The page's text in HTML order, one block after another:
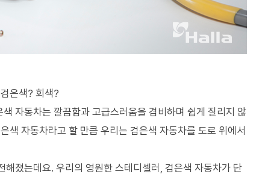
은색? 회색?
자동차는 깔끔함과 고급스러움을 겸비하며 쉽게 질리지 않
색 자동차라고 할 만큼 우리는 검은색 자동차를 도로 위에서
졌는데요. 우리의 영원한 스테디셀러, 검은색 자동차가 단